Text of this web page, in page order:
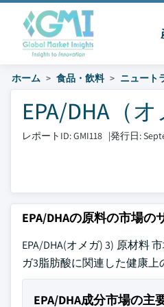
ホーム 食品・飲料 ニュート
EPA/DHA（
レポートID: GMI118 |発行日:
EPA/DHAの原料の市場の
EPA/DHA(オメガ) 3) 原材料
ガ3脂肪酸に関連した健康
EPA/DHA成分市場の主